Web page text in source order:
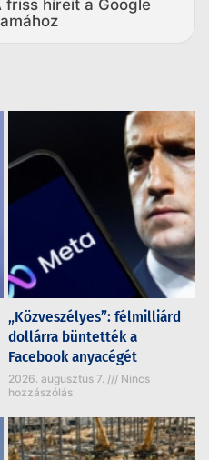
friss híreit a Google
„Közveszélyes”: félmilliárd
dollárra büntették a
Facebook anyacégét
2026. augusztus 7.
Nincs
hozzászólás